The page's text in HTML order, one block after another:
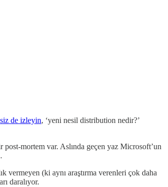
siz de izleyin, ‘yeni nesil distribution nedir?’
post-mortem var. Aslında geçen yaz Microsoft’un
vermeyen (ki aynı araştırma verenleri çok daha
daralıyor.